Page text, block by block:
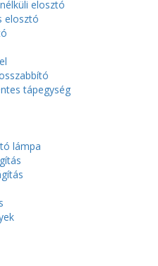
nélküli elosztó
elosztó
tápegység
lámpa